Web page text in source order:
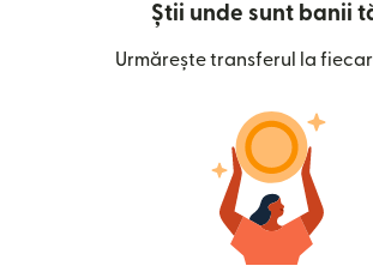
Știi unde sunt banii
Urmărește transferul la